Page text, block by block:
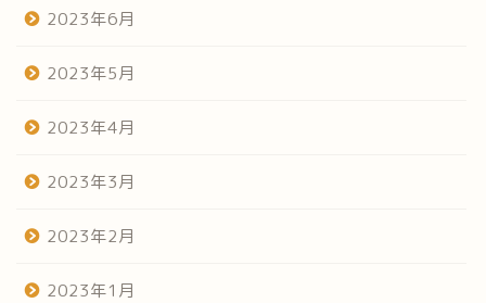
2023年6月
2023年5月
2023年4月
2023年3月
2023年2月
2023年1月